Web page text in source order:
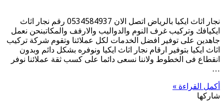
نجار اثاث ايكيا بالرياض اتصل الان 0534584937 رقم نجار اثاث
ايكيافك وتركيب غرف النوم والدواليب والارفف والمكاتبنحن نعمل
جاهدين على توفير افضل الخدمات لكل عملائنا وتقوم شركة تركيب
اثاث ايكيا بتوفير ارقام نجار اثاث ايكيا ونوفره بشكل دائم وبدون
انقطاع فى الخطوط ولاننا نسعى دائما على كسب ثقة عملائنا نوفر
…
أكمل القراءة »
شاركها